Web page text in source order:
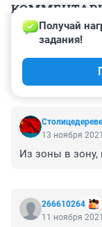
Гость
Кто это? Что
Получай
задания!
13 ноября
Из зоны в зону,
266610264
11 ноября